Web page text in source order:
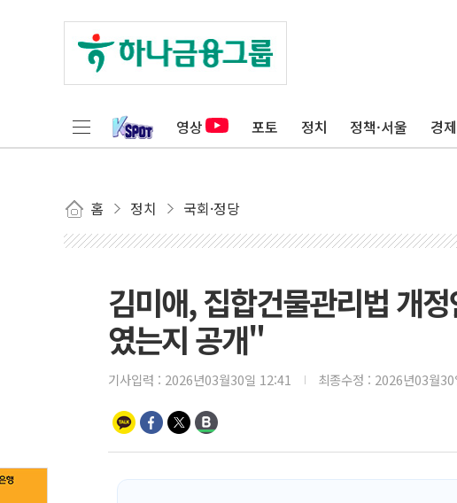
영상 포토 정치 정책·서울 경제
홈 정치 국회·정당
김미애, 집합건물관리법 개
였는지 공개"
기사입력 : 2026년03월30일 12:41 최종수정 : 2026년03월